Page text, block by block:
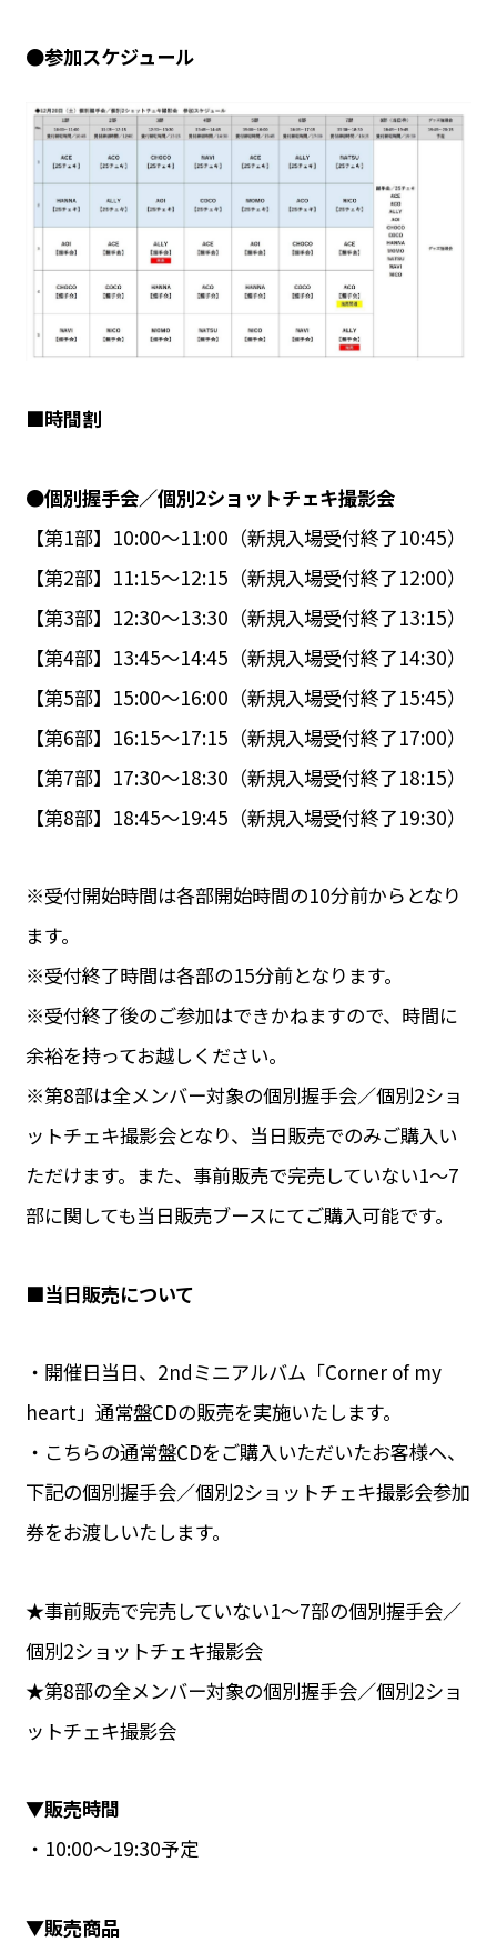
●参加スケジュール
■時間割
●個別握手会／個別2ショットチェキ撮影会
【第1部】10:00～11:00（新規入場受付終了10:45）
【第2部】11:15～12:15（新規入場受付終了12:00）
【第3部】12:30～13:30（新規入場受付終了13:15）
【第4部】13:45～14:45（新規入場受付終了14:30）
【第5部】15:00～16:00（新規入場受付終了15:45）
【第6部】16:15～17:15（新規入場受付終了17:00）
【第7部】17:30～18:30（新規入場受付終了18:15）
【第8部】18:45～19:45（新規入場受付終了19:30）
※受付開始時間は各部開始時間の10分前からとなり
ます。
※受付終了時間は各部の15分前となります。
※受付終了後のご参加はできかねますので、時間に
余裕を持ってお越しください。
※第8部は全メンバー対象の個別握手会／個別2ショ
ットチェキ撮影会となり、当日販売でのみご購入い
ただけます。また、事前販売で完売していない1〜7
部に関しても当日販売ブースにてご購入可能です。
■当日販売について
・開催日当日、2ndミニアルバム「Corner of my
heart」通常盤CDの販売を実施いたします。
・こちらの通常盤CDをご購入いただいたお客様へ、
下記の個別握手会／個別2ショットチェキ撮影会参加
券をお渡しいたします。
★事前販売で完売していない1～7部の個別握手会／
個別2ショットチェキ撮影会
★第8部の全メンバー対象の個別握手会／個別2ショ
ットチェキ撮影会
▼販売時間
・10:00～19:30予定
▼販売商品